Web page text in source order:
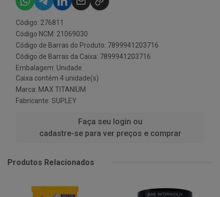
Código: 276811
Código NCM: 21069030
Código de Barras do Produto: 7899941203716
Código de Barras da Caixa: 7899941203716
Embalagem: Unidade
Caixa contém 4 unidade(s)
Marca: MAX TITANIUM
Fabricante: SUPLEY
Faça seu login ou
cadastre-se para ver preços e comprar
Produtos Relacionados